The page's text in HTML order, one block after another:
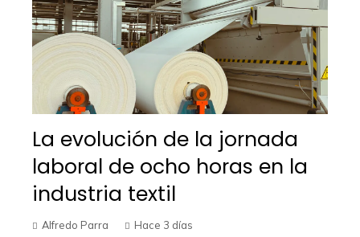
La evolución de la jornada
laboral de ocho horas en la
industria textil
Alfredo Parra Hace 3 días